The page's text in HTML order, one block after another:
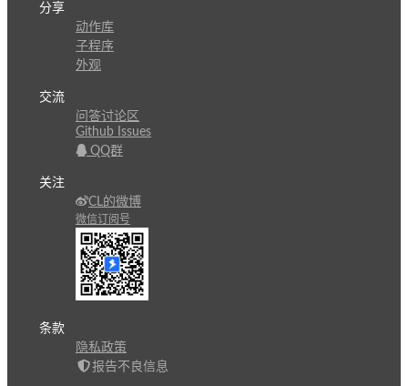
分享
动作库
子程序
外观
交流
问答讨论区
Github Issues
QQ群
关注
CL的微博
微信订阅号
条款
隐私政策
报告不良信息